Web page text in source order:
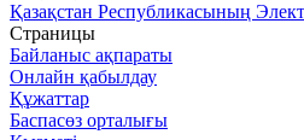
Қазақстан Республикасының
Страницы
Байланыс ақпараты
Онлайн қабылдау
Құжаттар
Баспасөз орталығы